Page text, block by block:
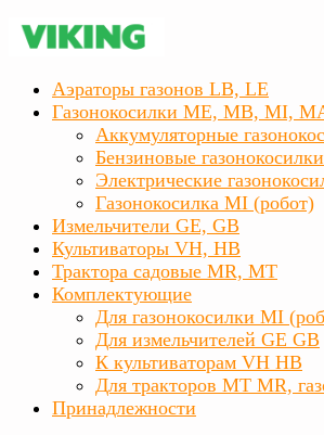
Аэраторы газонов LB, LE
Газонокосилки ME, MB, MI,
Аккумуляторные
Бензиновые газонокосилки
Электрические
Газонокосилка MI (робот)
Измельчители GE, GB
Культиваторы VH, HB
Трактора садовые MR, MT
Комплектующие
Для газонокосилки MI
Для измельчителей GE GB
К культиваторам VH HB
Для тракторов МТ MR,
Принадлежности